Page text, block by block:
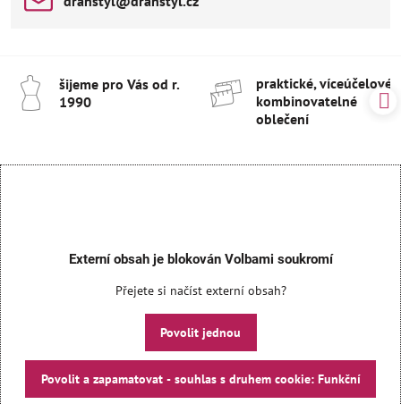
šijeme pro Vás od r​.
1990
praktické, víceúčelové
kombinovatelné
oblečení
Externí obsah je blokován Volbami soukromí
Přejete si načíst externí obsah?
Povolit jednou
Povolit a zapamatovat - souhlas s druhem cookie: Funkční